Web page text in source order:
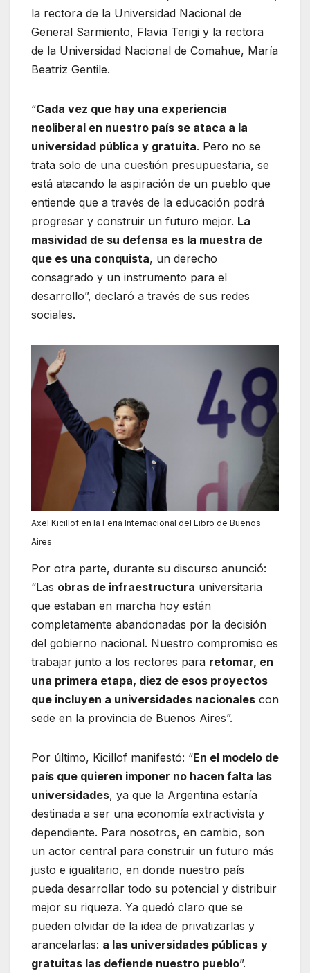
la rectora de la Universidad Nacional de
General Sarmiento, Flavia Terigi y la rectora
de la Universidad Nacional de Comahue, María
Beatriz Gentile.
“Cada vez que hay una experiencia
neoliberal en nuestro país se ataca a la
universidad pública y gratuita. Pero no se
trata solo de una cuestión presupuestaria, se
está atacando la aspiración de un pueblo que
entiende que a través de la educación podrá
progresar y construir un futuro mejor. La
masividad de su defensa es la muestra de
que es una conquista, un derecho
consagrado y un instrumento para el
desarrollo”, declaró a través de sus redes
sociales.
Axel Kicillof en la Feria Internacional del Libro de Buenos
Aires
Por otra parte, durante su discurso anunció:
“Las obras de infraestructura universitaria
que estaban en marcha hoy están
completamente abandonadas por la decisión
del gobierno nacional. Nuestro compromiso es
trabajar junto a los rectores para retomar, en
una primera etapa, diez de esos proyectos
que incluyen a universidades nacionales con
sede en la provincia de Buenos Aires”.
Por último, Kicillof manifestó: “En el modelo de
país que quieren imponer no hacen falta las
universidades, ya que la Argentina estaría
destinada a ser una economía extractivista y
dependiente. Para nosotros, en cambio, son
un actor central para construir un futuro más
justo e igualitario, en donde nuestro país
pueda desarrollar todo su potencial y distribuir
mejor su riqueza. Ya quedó claro que se
pueden olvidar de la idea de privatizarlas y
arancelarlas: a las universidades públicas y
gratuitas las defiende nuestro pueblo”.